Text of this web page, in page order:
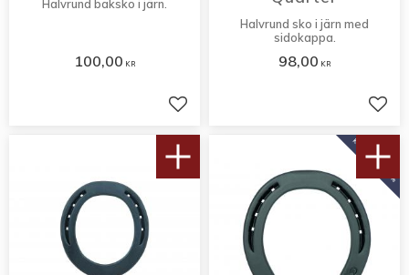
Halvrund baksko i järn.
100,00 KR
Lägg till i favoriter
Halvrund sko i järn med
sidokappa.
98,00 KR
KÖP 10 PAR FÅ 10%